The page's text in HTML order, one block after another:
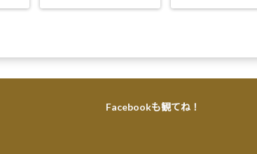
Facebookも観てね！